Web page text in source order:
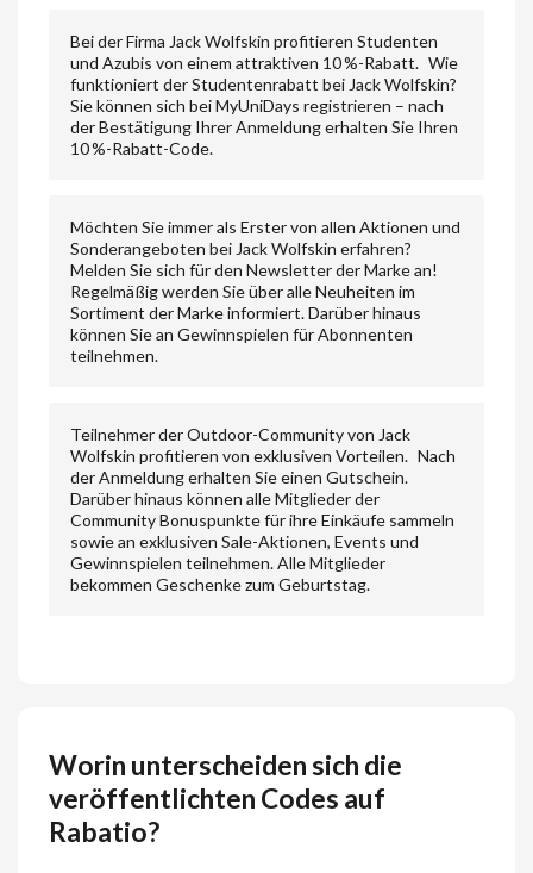
Bei der Firma Jack Wolfskin profitieren Studenten
und Azubis von einem attraktiven 10 %-Rabatt. Wie
funktioniert der Studentenrabatt bei Jack Wolfskin?
Sie können sich bei MyUniDays registrieren – nach
der Bestätigung Ihrer Anmeldung erhalten Sie Ihren
10 %-Rabatt-Code.
Möchten Sie immer als Erster von allen Aktionen und
Sonderangeboten bei Jack Wolfskin erfahren?
Melden Sie sich für den Newsletter der Marke an!
Regelmäßig werden Sie über alle Neuheiten im
Sortiment der Marke informiert. Darüber hinaus
können Sie an Gewinnspielen für Abonnenten
teilnehmen.
Teilnehmer der Outdoor-Community von Jack
Wolfskin profitieren von exklusiven Vorteilen. Nach
der Anmeldung erhalten Sie einen Gutschein.
Darüber hinaus können alle Mitglieder der
Community Bonuspunkte für ihre Einkäufe sammeln
sowie an exklusiven Sale-Aktionen, Events und
Gewinnspielen teilnehmen. Alle Mitglieder
bekommen Geschenke zum Geburtstag.
Worin unterscheiden sich die
veröffentlichten Codes auf
Rabatio?